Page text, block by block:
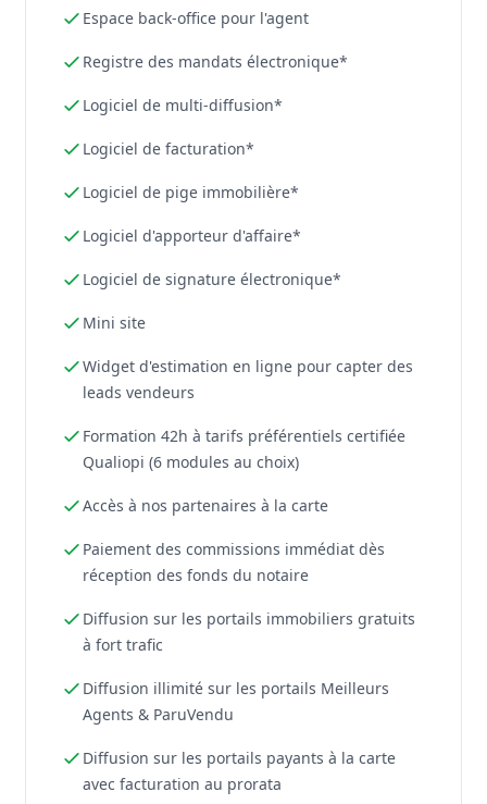
Espace back-office pour l'agent
Registre des mandats électronique*
Logiciel de multi-diffusion*
Logiciel de facturation*
Logiciel de pige immobilière*
Logiciel d'apporteur d'affaire*
Logiciel de signature électronique*
Mini site
Widget d'estimation en ligne pour capter des
leads vendeurs
Formation 42h à tarifs préférentiels certifiée
Qualiopi (6 modules au choix)
Accès à nos partenaires à la carte
Paiement des commissions immédiat dès
réception des fonds du notaire
Diffusion sur les portails immobiliers gratuits
à fort trafic
Diffusion illimité sur les portails Meilleurs
Agents & ParuVendu
Diffusion sur les portails payants à la carte
avec facturation au prorata